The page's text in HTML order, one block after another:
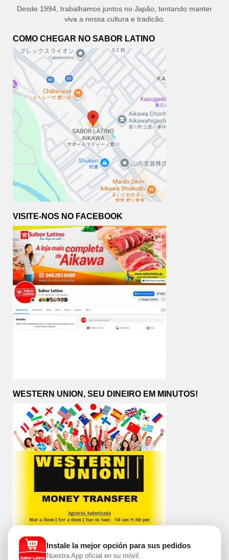
Desde 1994, trabalhamos juntos no Japão, tentando manter
viva a nossa cultura e tradicão.
COMO CHEGAR NO SABOR LATINO
VISITE-NOS NO FACEBOOK
WESTERN UNION, SEU DINEIRO EM MINUTOS!
Instale la mejor opción para sus pedidos
Nuestra App oficial en su móvil.